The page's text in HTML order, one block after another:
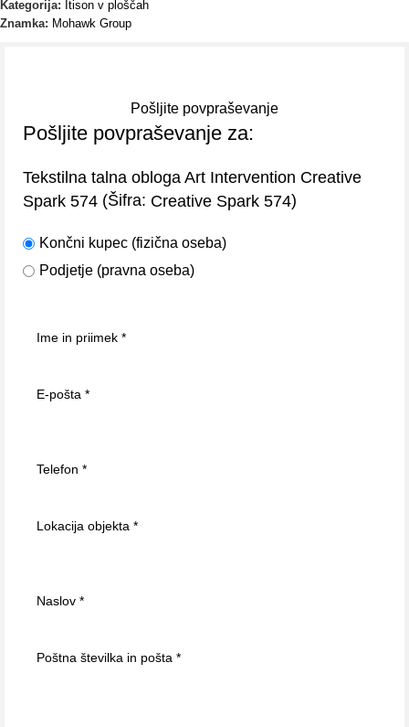
Kategorija: Itison v ploščah
Znamka: Mohawk Group
Pošljite povpraševanje
Pošljite povpraševanje za:
Tekstilna talna obloga Art Intervention Creative
Spark 574 (Šifra: Creative Spark 574)
Končni kupec (fizična oseba)
Podjetje (pravna oseba)